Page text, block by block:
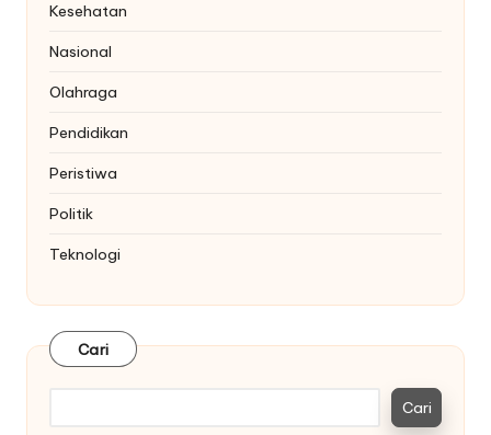
Kesehatan
Nasional
Olahraga
Pendidikan
Peristiwa
Politik
Teknologi
Cari
Cari